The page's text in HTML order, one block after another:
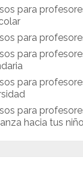
para
para
para
para
para
hacia tus